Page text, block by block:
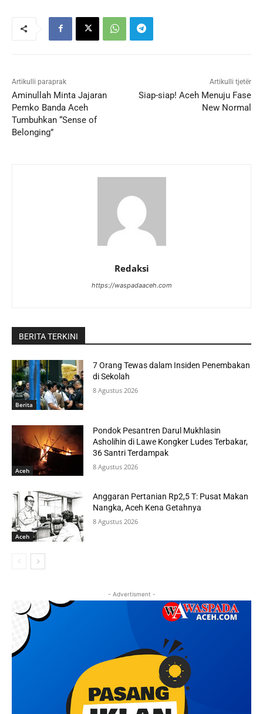
Artikulli paraprak
Aminullah Minta Jajaran
Pemko Banda Aceh
Tumbuhkan “Sense of
Belonging”
Artikulli tjetër
Siap-siap! Aceh Menuju Fase
New Normal
Redaksi
https://waspadaaceh.com
BERITA TERKINI
Berita
7 Orang Tewas dalam Insiden Penembakan
di Sekolah
8 Agustus 2026
Aceh
Pondok Pesantren Darul Mukhlasin
Asholihin di Lawe Kongker Ludes Terbakar,
36 Santri Terdampak
8 Agustus 2026
Aceh
Anggaran Pertanian Rp2,5 T: Pusat Makan
Nangka, Aceh Kena Getahnya
8 Agustus 2026
- Advertisment -